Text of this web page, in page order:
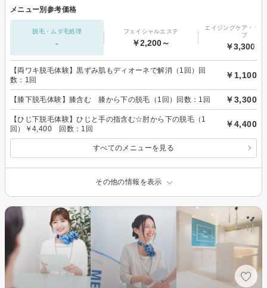
メニュー別参考価格
脱毛・ムダ毛処理
-
フェイシャルエステ
￥2,200～
エイジングケア・リ
プ
￥3,300～
【両ワキ脱毛体験】黒ずみ肌もディオーネで解消（1回）回
数：1回
￥1,100
【膝下脱毛体験】膝含む 膝から下の脱毛（1回）回数：1回 ￥3,300
【ひじ下脱毛体験】ひじと手の指含む☆肘から下の脱毛（1
回）￥4,400 回数：1回
￥4,400
すべてのメニューを見る
その他の情報を表示